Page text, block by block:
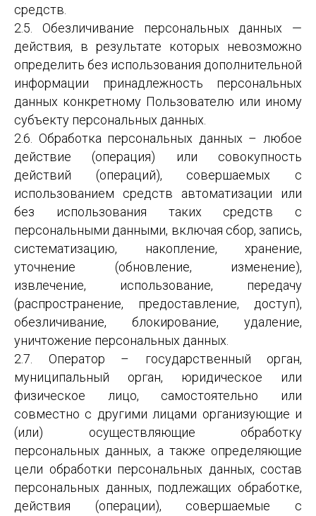
средств.
2.5. Обезличивание персональных данных —
действия, в результате которых невозможно
определить без использования дополнительной
информации принадлежность персональных
данных конкретному Пользователю или иному
субъекту персональных данных.
2.6. Обработка персональных данных – любое
действие (операция) или совокупность
действий (операций), совершаемых с
использованием средств автоматизации или
без использования таких средств с
персональными данными, включая сбор, запись,
систематизацию, накопление, хранение,
уточнение (обновление, изменение),
извлечение, использование, передачу
(распространение, предоставление, доступ),
обезличивание, блокирование, удаление,
уничтожение персональных данных.
2.7. Оператор – государственный орган,
муниципальный орган, юридическое или
физическое лицо, самостоятельно или
совместно с другими лицами организующие и
(или) осуществляющие обработку
персональных данных, а также определяющие
цели обработки персональных данных, состав
персональных данных, подлежащих обработке,
действия (операции), совершаемые с